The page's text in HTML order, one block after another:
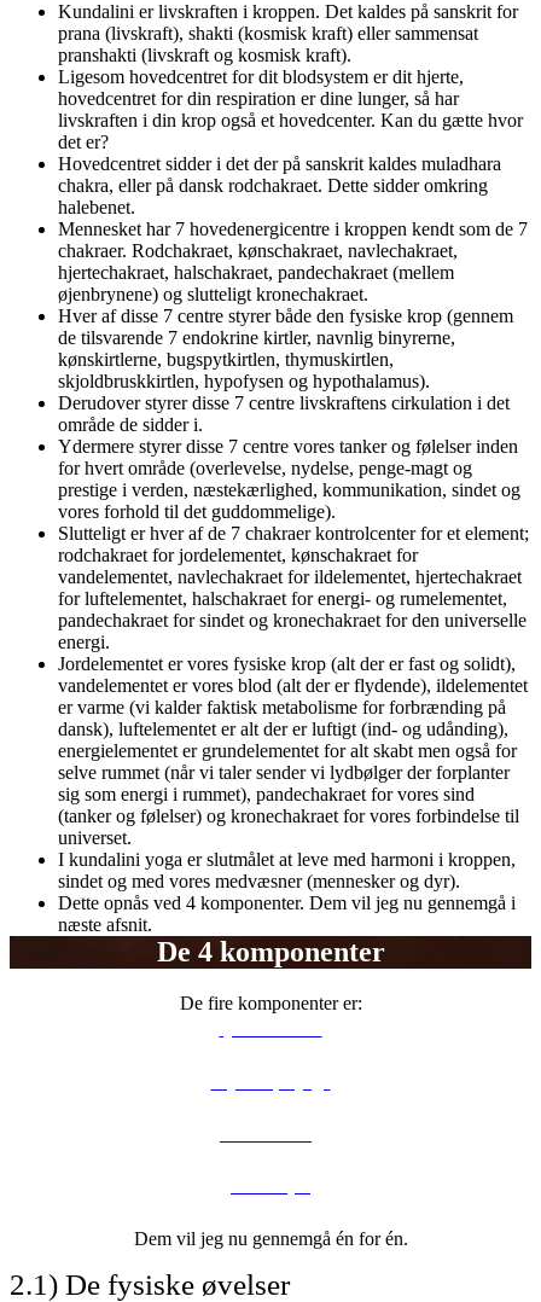
Kundalini er livskraften i kroppen. Det kaldes på sanskrit for
prana (livskraft), shakti (kosmisk kraft) eller sammensat
pranshakti (livskraft og kosmisk kraft).
Ligesom hovedcentret for dit blodsystem er dit hjerte,
hovedcentret for din respiration er dine lunger, så har
livskraften i din krop også et hovedcenter. Kan du gætte hvor
det er?
Hovedcentret sidder i det der på sanskrit kaldes muladhara
chakra, eller på dansk rodchakraet. Dette sidder omkring
halebenet.
Mennesket har 7 hovedenergicentre i kroppen kendt som de 7
chakraer. Rodchakraet, kønschakraet, navlechakraet,
hjertechakraet, halschakraet, pandechakraet (mellem
øjenbrynene) og slutteligt kronechakraet.
Hver af disse 7 centre styrer både den fysiske krop (gennem
de tilsvarende 7 endokrine kirtler, navnlig binyrerne,
kønskirtlerne, bugspytkirtlen, thymuskirtlen,
skjoldbruskkirtlen, hypofysen og hypothalamus).
Derudover styrer disse 7 centre livskraftens cirkulation i det
område de sidder i.
Ydermere styrer disse 7 centre vores tanker og følelser inden
for hvert område (overlevelse, nydelse, penge-magt og
prestige i verden, næstekærlighed, kommunikation, sindet og
vores forhold til det guddommelige).
Slutteligt er hver af de 7 chakraer kontrolcenter for et element;
rodchakraet for jordelementet, kønschakraet for
vandelementet, navlechakraet for ildelementet, hjertechakraet
for luftelementet, halschakraet for energi- og rumelementet,
pandechakraet for sindet og kronechakraet for den universelle
energi.
Jordelementet er vores fysiske krop (alt der er fast og solidt),
vandelementet er vores blod (alt der er flydende), ildelementet
er varme (vi kalder faktisk metabolisme for forbrænding på
dansk), luftelementet er alt der er luftigt (ind- og udånding),
energielementet er grundelementet for alt skabt men også for
selve rummet (når vi taler sender vi lydbølger der forplanter
sig som energi i rummet), pandechakraet for vores sind
(tanker og følelser) og kronechakraet for vores forbindelse til
universet.
I kundalini yoga er slutmålet at leve med harmoni i kroppen,
sindet og med vores medvæsner (mennesker og dyr).
Dette opnås ved 4 komponenter. Dem vil jeg nu gennemgå i
næste afsnit.
De 4 komponenter
De fire komponenter er:
Dem vil jeg nu gennemgå én for én.
2.1) De fysiske øvelser